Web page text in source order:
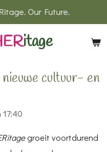
itage
Our Future.
cultuur- en
groeit voortdurend